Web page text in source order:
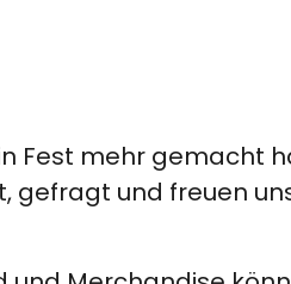
Fest mehr gemacht
gefragt und freuen